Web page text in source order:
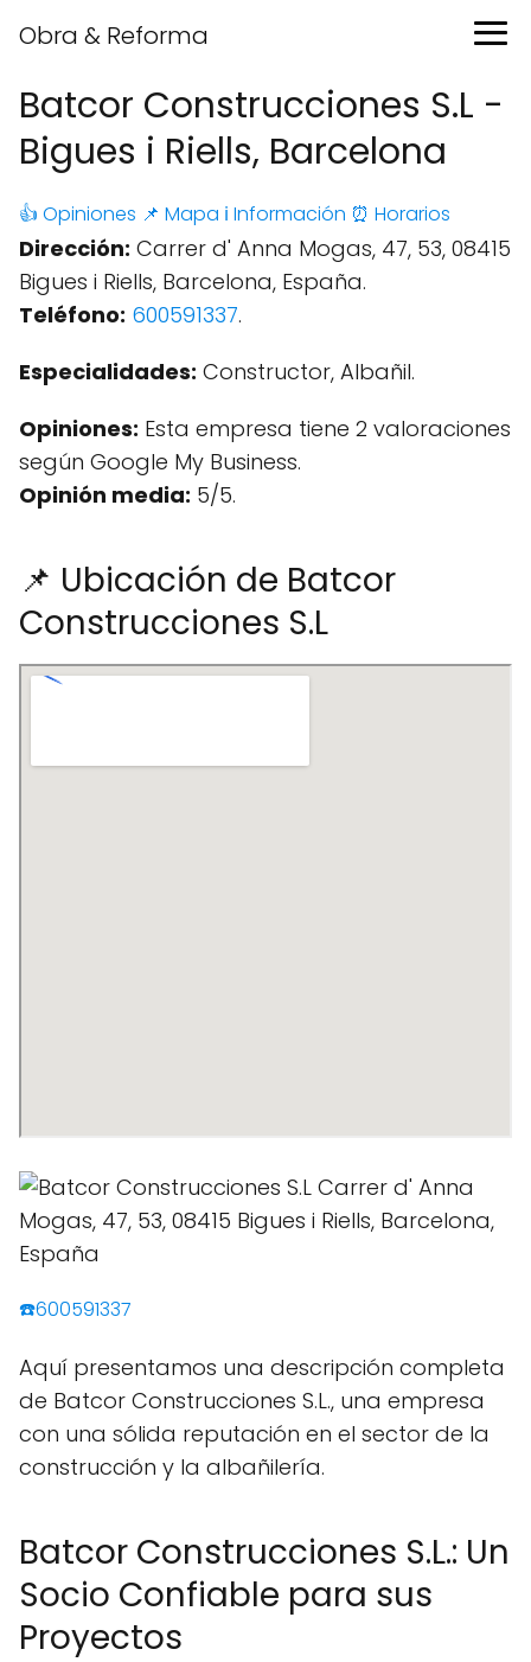
Obra & Reforma
Batcor Construcciones S.L -
Bigues i Riells, Barcelona
👍 Opiniones 📌 Mapa ℹ️ Información ⏰ Horarios
Dirección: Carrer d' Anna Mogas, 47, 53, 08415
Bigues i Riells, Barcelona, España.
Teléfono: 600591337.
Especialidades: Constructor, Albañil.
Opiniones: Esta empresa tiene 2 valoraciones
según Google My Business.
Opinión media: 5/5.
📌 Ubicación de Batcor
Construcciones S.L
☎️600591337
Aquí presentamos una descripción completa
de Batcor Construcciones S.L., una empresa
con una sólida reputación en el sector de la
construcción y la albañilería.
Batcor Construcciones S.L.: Un
Socio Confiable para sus
Proyectos